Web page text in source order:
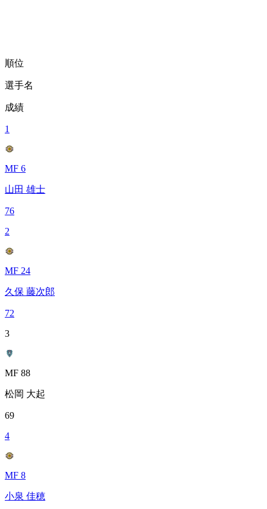
順位
選手名
成績
1
MF 6
山田 雄士
76
2
MF 24
久保 藤次郎
72
3
MF 88
松岡 大起
69
4
MF 8
小泉 佳穂